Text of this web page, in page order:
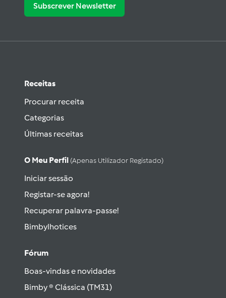
Subscrever Newsletter
Receitas
Procurar receita
Categorias
Últimas receitas
O Meu Perfil (apenas Utilizador Registado)
Iniciar sessão
Registar-se agora!
Recuperar palavra-passe!
Bimbylhotices
Fórum
Boas-vindas e novidades
Bimby ® Clássica (TM31)